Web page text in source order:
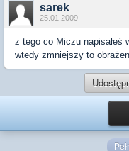
sarek
25.01.2009
z tego co Miczu napisałeś
wtedy zmniejszy to